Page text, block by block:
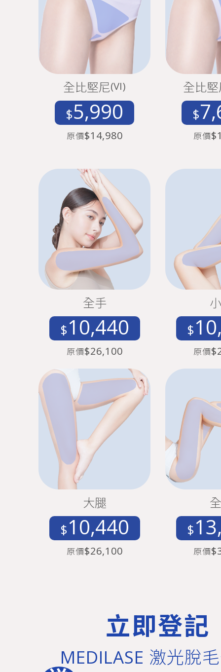
全比堅尼(VI)
$5,990
原價$14,980
全比堅
$
原價
全手
$10,440
原價$26,100
$
原價
大腿
$10,440
原價$26,100
$
原價
立即登記
MEDILASE 激光脫